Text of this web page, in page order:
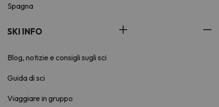
Spagna
SKI INFO
Blog, notizie e consigli sugli sci
Guida di sci
Viaggiare in gruppo